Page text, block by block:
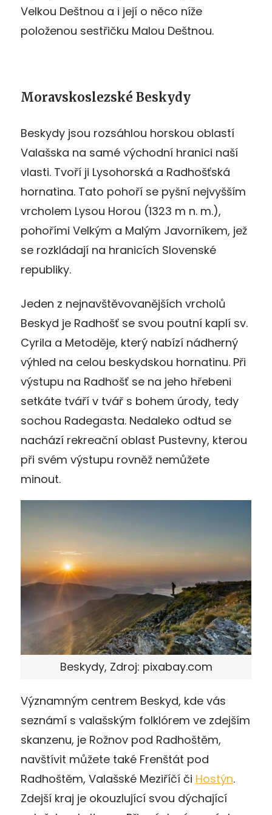
Velkou Deštnou a i její o něco níže
položenou sestřičku Malou Deštnou.
Moravskoslezské Beskydy
Beskydy jsou rozsáhlou horskou oblastí
Valašska na samé východní hranici naší
vlasti. Tvoří ji Lysohorská a Radhošťská
hornatina. Tato pohoří se pyšní nejvyšším
vrcholem Lysou Horou (1323 m n. m.),
pohořími Velkým a Malým Javorníkem, jež
se rozkládají na hranicích Slovenské
republiky.
Jeden z nejnavštěvovanějších vrcholů
Beskyd je Radhošť se svou poutní kaplí sv.
Cyrila a Metoděje, který nabízí nádherný
výhled na celou beskydskou hornatinu. Při
výstupu na Radhošť se na jeho hřebeni
setkáte tváří v tvář s bohem úrody, tedy
sochou Radegasta. Nedaleko odtud se
nachází rekreační oblast Pustevny, kterou
při svém výstupu rovněž nemůžete
minout.
Beskydy, Zdroj: pixabay.com
Významným centrem Beskyd, kde vás
seznámí s valašským folklórem ve zdejším
skanzenu, je Rožnov pod Radhoštěm,
navštívit můžete také Frenštát pod
Radhoštěm, Valašské Meziříčí či Hostýn.
Zdejší kraj je okouzlující svou dýchající